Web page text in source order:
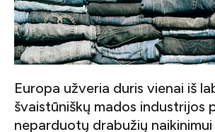
Europa užveria duris vienai iš
švaistūniškų mados industrijos
neparduotų drabužių naikinimui